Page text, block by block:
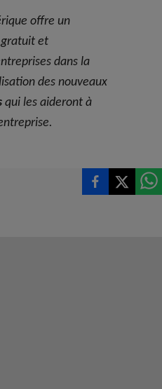
offre un
gratuit et
dans la
des nouveaux
qui les aideront à